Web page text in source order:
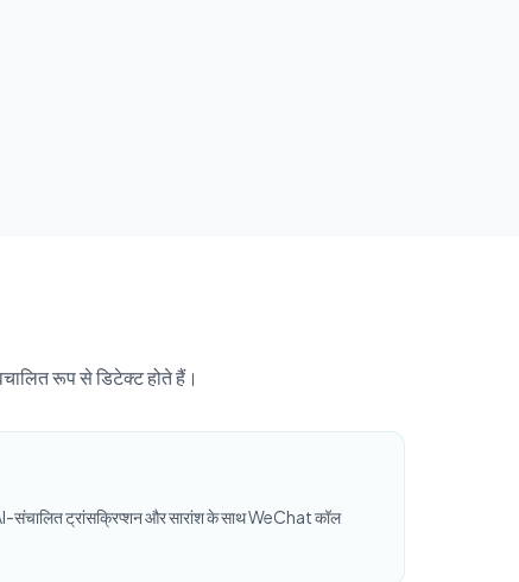
रूप से डिटेक्ट होते हैं।
संचालित ट्रांसक्रिप्शन और सारांश के साथ WeChat कॉल